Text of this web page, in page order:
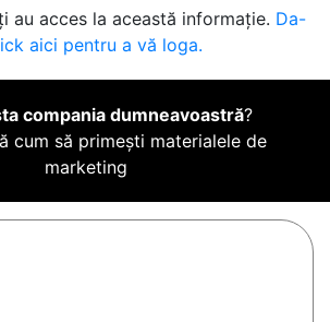
au acces la această informație. Da-
aici pentru a vă loga.
compania dumneavoastră?
cum să primești materialele de
marketing